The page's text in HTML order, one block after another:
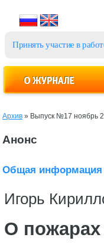
Принять участие в
Архив » Выпуск №17 ноябрь
Анонс
Общая информация
Игорь
О